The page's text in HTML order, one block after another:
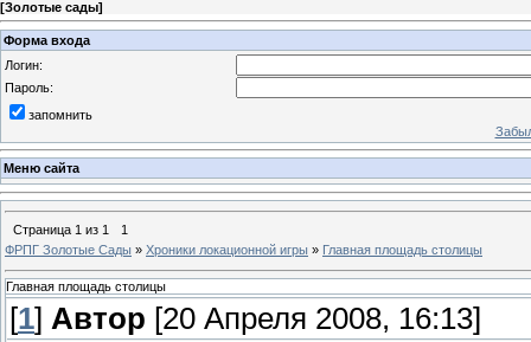
[Золотые сады]
Форма входа
Логин:
Пароль:
запомнить
Меню сайта
Страница 1 из 1
1
ФРПГ Золотые Сады » Хроники локационной игры » Главная площадь столицы
Главная площадь столицы
[1] Автор [20 Апреля 2008, 16:13]